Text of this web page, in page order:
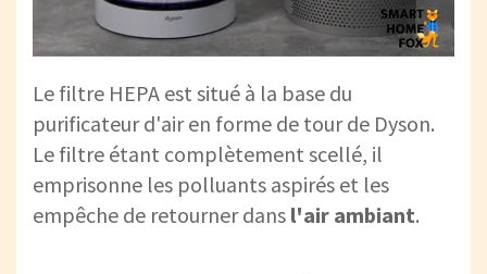
Le filtre HEPA est situé à la base du
purificateur d'air en forme de tour de Dyson.
Le filtre étant complètement scellé, il
emprisonne les polluants aspirés et les
empêche de retourner dans l'air ambiant.